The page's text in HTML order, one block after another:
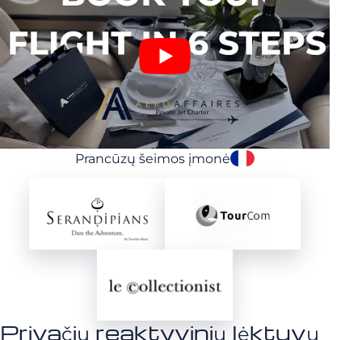
Prancūzų šeimos įmonė
Privačių reaktyvinių lėktuvų